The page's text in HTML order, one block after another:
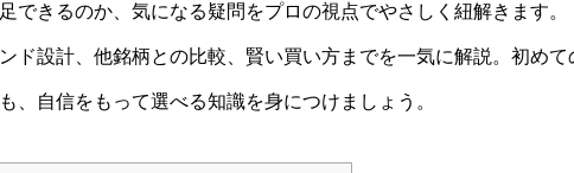
できるのか、気になる疑問をプロの視点でやさしく紐解きます。
ド設計、他銘柄との比較、賢い買い方までを一気に解説。初めて
、自信をもって選べる知識を身につけましょう。